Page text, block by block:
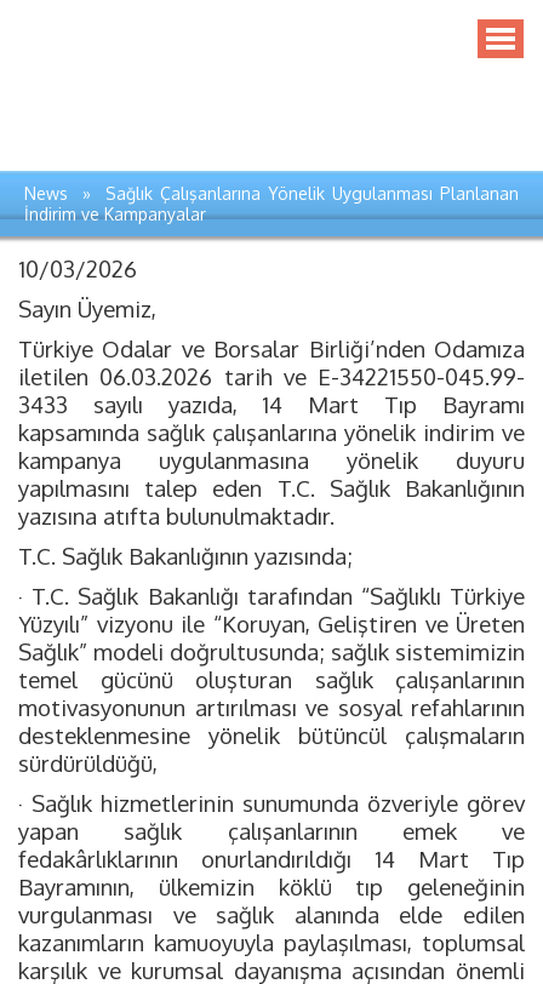
News » Sağlık Çalışanlarına Yönelik Uygulanması Planlanan
İndirim ve Kampanyalar
10/03/2026
Sayın Üyemiz,
Türkiye Odalar ve Borsalar Birliği’nden Odamıza
iletilen 06.03.2026 tarih ve E-34221550-045.99-
3433 sayılı yazıda, 14 Mart Tıp Bayramı
kapsamında sağlık çalışanlarına yönelik indirim ve
kampanya uygulanmasına yönelik duyuru
yapılmasını talep eden T.C. Sağlık Bakanlığının
yazısına atıfta bulunulmaktadır.
T.C. Sağlık Bakanlığının yazısında;
· T.C. Sağlık Bakanlığı tarafından “Sağlıklı Türkiye
Yüzyılı” vizyonu ile “Koruyan, Geliştiren ve Üreten
Sağlık” modeli doğrultusunda; sağlık sistemimizin
temel gücünü oluşturan sağlık çalışanlarının
motivasyonunun artırılması ve sosyal refahlarının
desteklenmesine yönelik bütüncül çalışmaların
sürdürüldüğü,
· Sağlık hizmetlerinin sunumunda özveriyle görev
yapan sağlık çalışanlarının emek ve
fedakârlıklarının onurlandırıldığı 14 Mart Tıp
Bayramının, ülkemizin köklü tıp geleneğinin
vurgulanması ve sağlık alanında elde edilen
kazanımların kamuoyuyla paylaşılması, toplumsal
karşılık ve kurumsal dayanışma açısından önemli